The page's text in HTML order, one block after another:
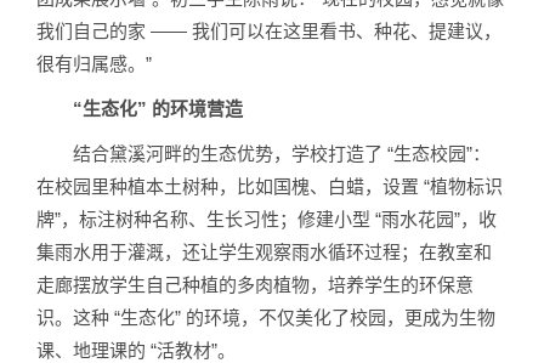
我们自己的家 —— 我们可以在这里看书、种花、提建议，
很有归属感。”
“生态化” 的环境营造
结合黛溪河畔的生态优势，学校打造了 “生态校园”：
在校园里种植本土树种，比如国槐、白蜡，设置 “植物标识
牌”，标注树种名称、生长习性；修建小型 “雨水花园”，收
集雨水用于灌溉，还让学生观察雨水循环过程；在教室和
走廊摆放学生自己种植的多肉植物，培养学生的环保意
识。这种 “生态化” 的环境，不仅美化了校园，更成为生物
课、地理课的 “活教材”。